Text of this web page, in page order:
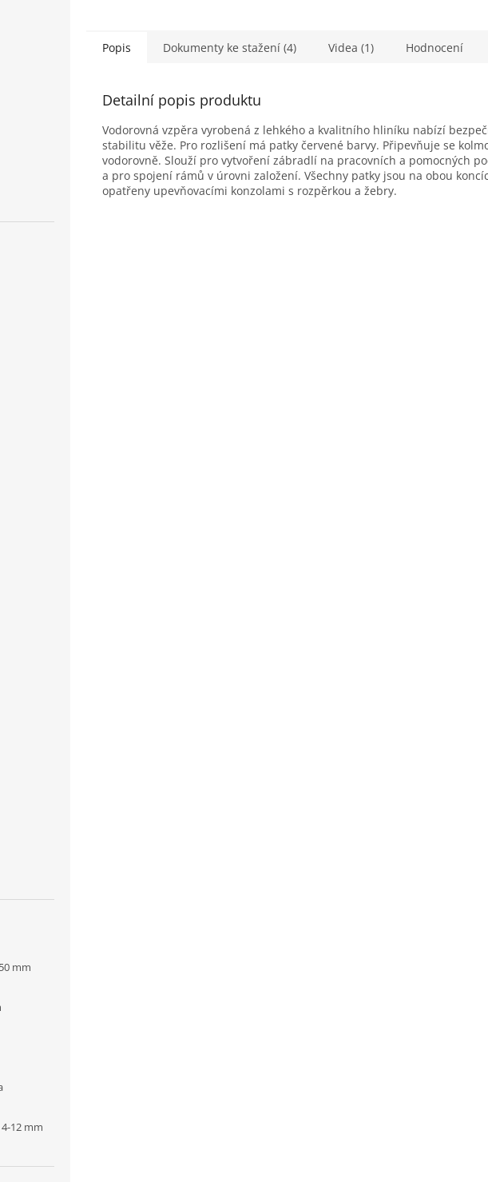
mm
12 mm
Popis Dokumenty ke stažení (4) Videa (1) Hodnocení
Detailní popis produktu
Vodorovná vzpěra vyrobená z lehkého a kvalitního hliníku nabízí
stabilitu věže. Pro rozlišení má patky červené barvy. Připevňuje se
vodorovně. Slouží pro vytvoření zábradlí na pracovních a pomocných
a pro spojení rámů v úrovni založení. Všechny patky jsou na obou
opatřeny upevňovacími konzolami s rozpěrkou a žebry.